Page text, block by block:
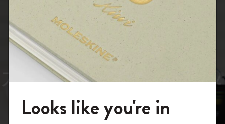
あるページから始まる物語
Reframe
Sunglasses（リフレー
スライド表示0
スライド表示1
スライド表示4
スライド表示5
Looks like you're in